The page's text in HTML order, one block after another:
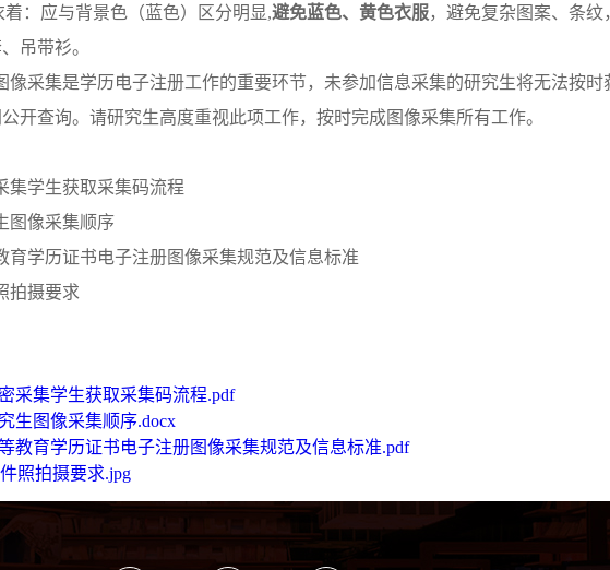
着：应与背景色（蓝色）区分明显,避免蓝色、黄色衣服，避免复杂图案、条
吊带衫。
像采集是学历电子注册工作的重要环节，未参加信息采集的研究生将无法按
开查询。请研究生高度重视此项工作，按时完成图像采集所有工作。
集学生获取采集码流程
图像采集顺序
育学历证书电子注册图像采集规范及信息标准
拍摄要求
采集学生获取采集码流程.pdf
生图像采集顺序.docx
教育学历证书电子注册图像采集规范及信息标准.pdf
照拍摄要求.jpg